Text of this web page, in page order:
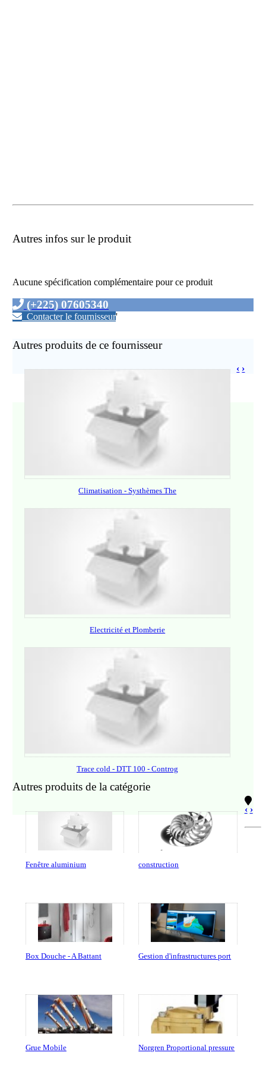
Autres infos sur le produit
Aucune spécification complémentaire pour ce produit
(+225) 07605340
Contacter le fournisseur'
Autres produits de ce fournisseur
Climatisation - Systhèmes The
Electricité et Plomberie
Trace cold - DTT 100 - Controg
‹ ›
Autres produits de la catégorie
Fenêtre aluminium construction
Box Douche - A Battant Gestion d'infrastructures port
Grue Mobile Norgren Proportional pressure
‹ ›